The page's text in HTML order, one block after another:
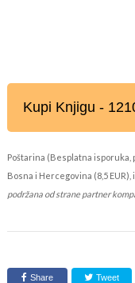
Kupi Knjigu -
Poštarina (Besplatna isporuka,
Bosna i Hercegovina (8,5 EUR),
podržana od strane partner
Share Tweet